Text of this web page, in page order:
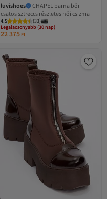
luvishoes
CHAPEL barna bőr
csatos sztreccs részletes női csizma
4.5 (33)
Legalacsonyabb (30 nap)
Ingyenes szállítás
Legalacsonyabb (30 nap)
22 375 Ft